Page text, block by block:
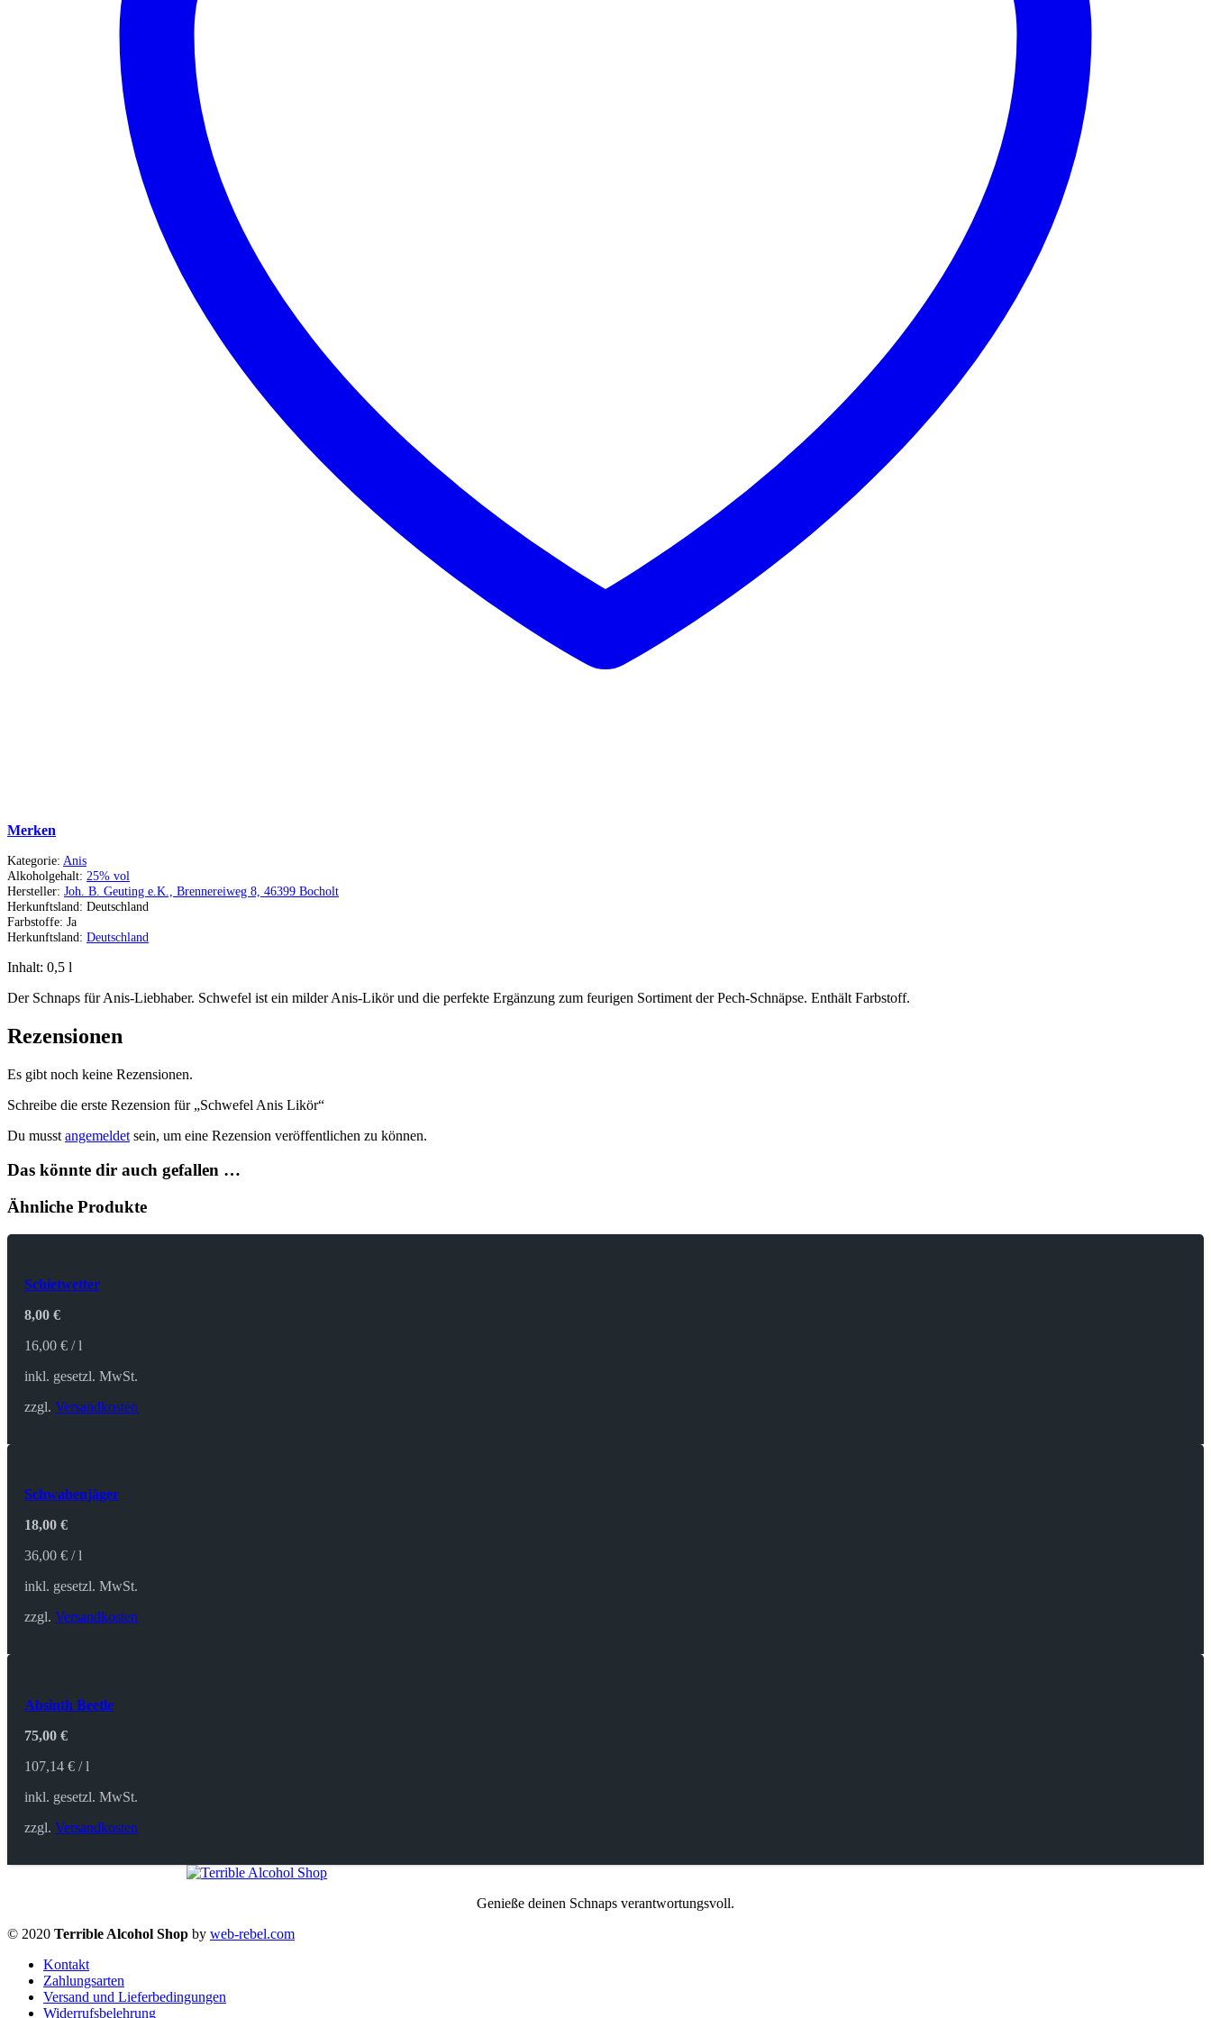
Merken
Kategorie: Anis
Alkoholgehalt: 25% vol
Hersteller: Joh. B. Geuting e.K., Brennereiweg 8, 46399 Bocholt
Herkunftsland: Deutschland
Farbstoffe: Ja
Herkunftsland: Deutschland
Inhalt: 0,5 l
Der Schnaps für Anis-Liebhaber. Schwefel ist ein milder Anis-Likör und die perfekte Ergänzung zum feurigen Sortiment der Pech-Schnäpse. Enthält Farbstoff.
Rezensionen
Es gibt noch keine Rezensionen.
Schreibe die erste Rezension für „Schwefel Anis Likör“
Du musst angemeldet sein, um eine Rezension veröffentlichen zu können.
Das könnte dir auch gefallen …
Ähnliche Produkte
Schietwetter
8,00€
16,00€ /l
inkl. gesetzl. MwSt.
zzgl.Versandkosten
Schwabenjäger
18,00€
36,00€ /l
inkl. gesetzl. MwSt.
zzgl.Versandkosten
Absinth Beetle
75,00€
107,14€ /l
inkl. gesetzl. MwSt.
zzgl.Versandkosten
Genieße deinen Schnaps verantwortungsvoll.
© 2020 Terrible Alcohol Shop by web-rebel.com
Kontakt
Zahlungsarten
Versand und Lieferbedingungen
Widerrufsbelehrung